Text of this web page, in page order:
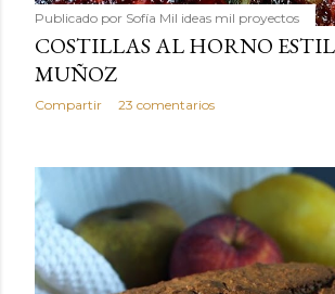
Publicado por Sofía Mil ideas mil proyectos
COSTILLAS AL HORNO
MUÑOZ
Compartir 23 comentarios